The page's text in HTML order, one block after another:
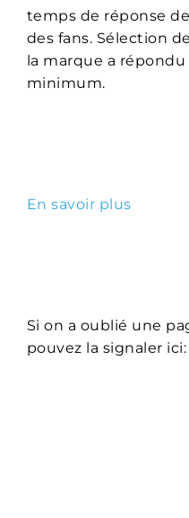
temps de réponse
des fans. Sélection
la marque a
minimum.
En savoir plus
Si on a oublié une
pouvez la signaler ici: